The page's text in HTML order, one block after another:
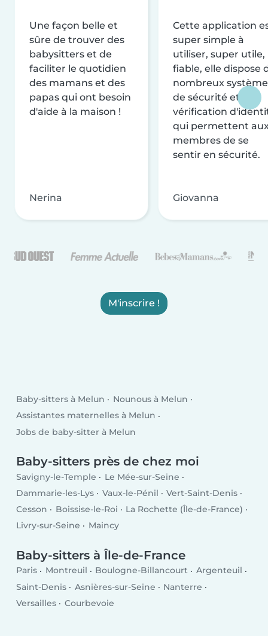
Une façon belle et
sûre de trouver des
babysitters et de
faciliter le quotidien
des mamans et des
papas qui ont besoin
d'aide à la maison !
Nerina
Cette application
super simple à
utiliser, super utile,
fiable, elle dispose
nombreux
de sécurité et de
vérification
qui permettent
membres de se
sentir en sécurité.
Giovanna
M'inscrire !
Baby-sitters à Melun
Nounous à Melun
Assistantes maternelles à Melun
Jobs de baby-sitter à Melun
Baby-sitters près de chez moi
Savigny-le-Temple
Le Mée-sur-Seine
Dammarie-les-Lys
Vaux-le-Pénil
Vert-Saint-Denis
Cesson
Boissise-le-Roi
La Rochette (Île-de-France)
Livry-sur-Seine
Maincy
Baby-sitters à Île-de-France
Paris Montreuil Boulogne-Billancourt
Argenteuil
Saint-Denis
Asnières-sur-Seine
Nanterre
Versailles
Courbevoie